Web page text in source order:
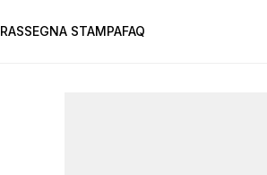
RASSEGNA STAMPAFAQ